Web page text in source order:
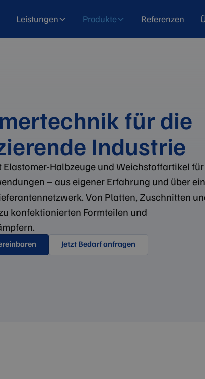
Leistungen Produkte Referenzen
für die
Industrie
Halbzeuge und Weichstoffartikel für
– aus eigener Erfahrung und über ein
Von Platten, Zuschnitten
konfektionierten Formteilen und
Jetzt Bedarf anfragen